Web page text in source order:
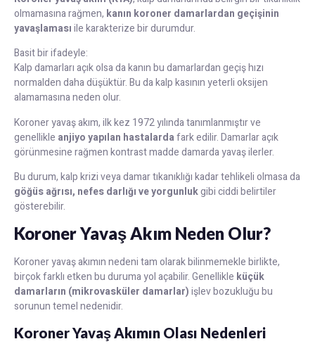
olmamasına rağmen, kanın koroner damarlardan geçişinin
yavaşlamasıile karakterize bir durumdur.
Basit bir ifadeyle:
Kalp damarları açık olsa da kanın bu damarlardan geçiş hızı
normalden daha düşüktür. Bu da kalp kasının yeterli oksijen
alamamasına neden olur.
Koroner yavaş akım, ilk kez 1972 yılında tanımlanmıştır ve
genellikle anjiyo yapılan hastalardafark edilir. Damarlar açık
görünmesine rağmen kontrast madde damarda yavaş ilerler.
Bu durum, kalp krizi veya damar tıkanıklığı kadar tehlikeli olmasa da
göğüs ağrısı, nefes darlığı ve yorgunlukgibi ciddi belirtiler
gösterebilir.
Koroner Yavaş Akım Neden Olur?
Koroner yavaş akımın nedeni tam olarak bilinmemekle birlikte,
birçok farklı etken bu duruma yol açabilir. Genellikle küçük
damarların (mikrovasküler damarlar)işlev bozukluğu bu
sorunun temel nedenidir.
Koroner Yavaş Akımın Olası Nedenleri